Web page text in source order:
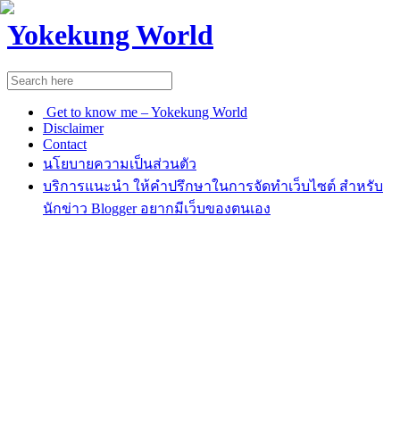
Yokekung World
Get to know me – Yokekung World
Disclaimer
Contact
นโยบายความเป็นส่วนตัว
บริการแนะนำ ให้คำปรึกษาในการจัดทำเว็บไซต์ สำหรับ
นักข่าว Blogger อยากมีเว็บของตนเอง